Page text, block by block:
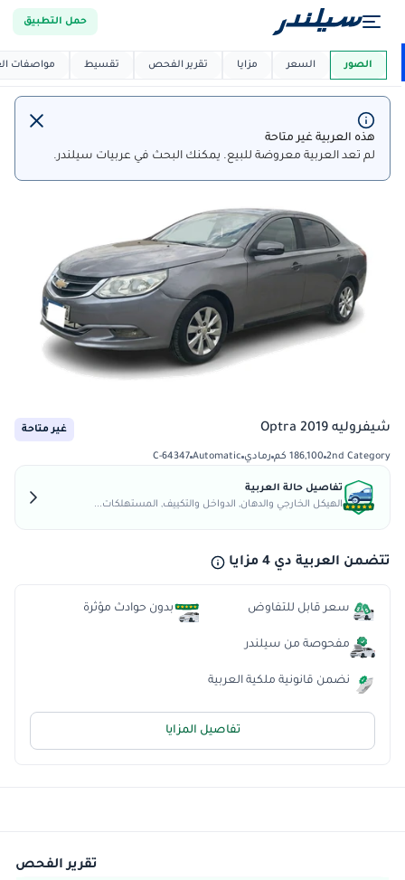
حمل التطبيق
العربية دي ماركت
هذه العربية غير متاحة
لم تعد العربية معروضة للبيع. يمكنك البحث في عربيات سيلندر.
شيفروليه Optra 2019 غير متاحة
2nd Category 186,100 كم رمادي Automatic
C-64347
تفاصيل حالة العربية
الهيكل الخارجي والدهان, الدواخل والتكييف, المستهلكات...
تتضمن العربية دي 4 مزايا
سعر قابل للتفاوض
مفحوصة من سيلندر
نضمن قانونية ملكية العربية
بدون حوادث مؤثرة
تفاصيل المزايا
الصور السعر مزايا تقرير الفحص تقسيط مواصفات
تقرير الفحص